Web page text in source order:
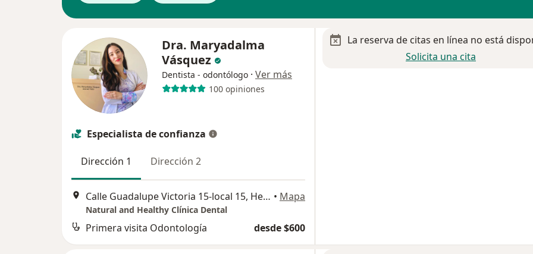
Dra. Maryadalma
Vásquez
Dentista - odontólogo · Ver más
100 opiniones
Especialista de confianza
Dirección 1 Dirección 2
Calle Guadalupe Victoria 15-local 15, Hermosillo • Mapa
Natural and Healthy Clínica Dental
Primera visita Odontología desde $600
La reserva de citas en línea no está
Solicita una cita